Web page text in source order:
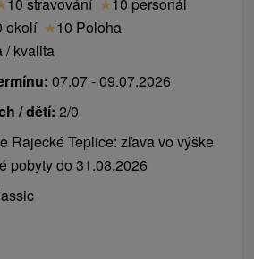
10 stravování ★10 personál
okolí ★10 Poloha
/ kvalita
07.07 - 09.07.2026
/ dětí: 2/0
Rajecké Teplice: zľava vo výške
pobyty do 31.08.2026